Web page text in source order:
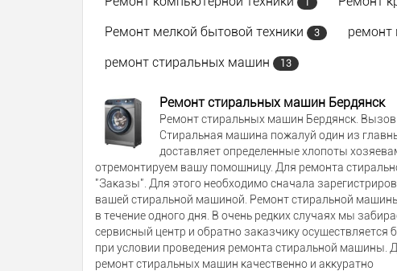
1
Ремонт мелкой бытовой техники 3 ремонт
ремонт стиральных машин 13
Ремонт стиральных машин Бердянск
Ремонт стиральных машин Бердянск.
Стиральная машина пожалуй один из
доставляет определенные хлопоты
отремонтируем вашу помощницу. Для ремонта
"Заказы". Для этого необходимо сначала
вашей стиральной машиной. Ремонт стиральной
в течение одного дня. В очень редких случаях мы
сервисный центр и обратно заказчику осуществляется
при условии проведения ремонта стиральной машины.
ремонт стиральных машин качественно и аккуратно